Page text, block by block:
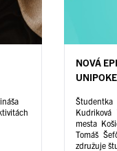
NOVÁ
mesta
Tomáš
združuje